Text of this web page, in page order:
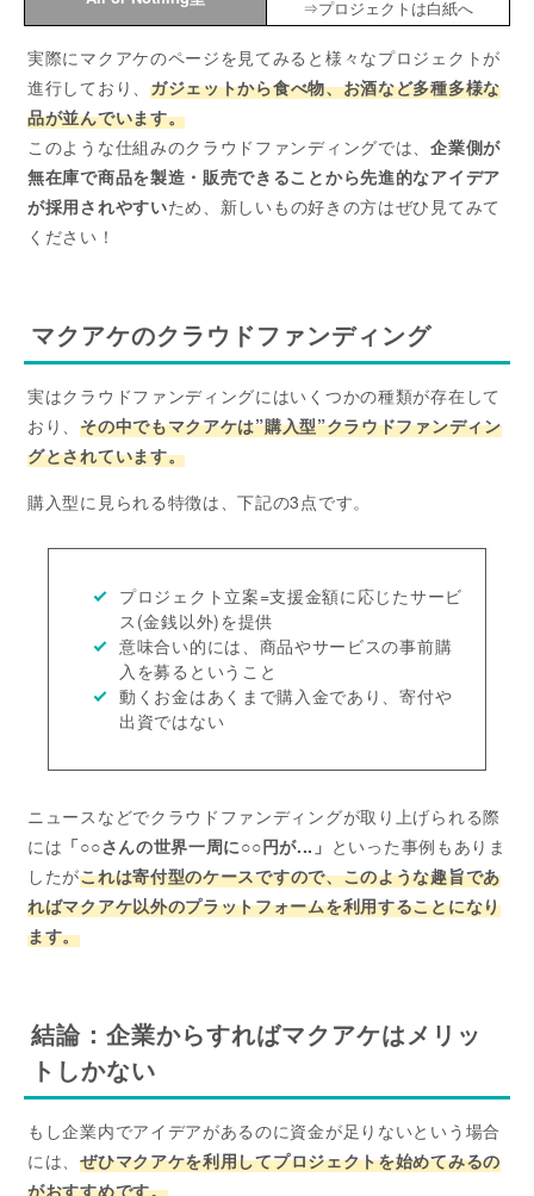
⇒プロジェクトは白紙へ
実際にマクアケのページを見てみると様々なプロジェクトが
進行しており、 ガジェットから食べ物、お酒など多種多様な
品が並んでいます。
このような仕組みのクラウドファンディングでは、企業側が
無在庫で商品を製造・販売できることから先進的なアイデア
が採用されやすいため、新しいもの好きの方はぜひ見てみて
ください！
マクアケのクラウドファンディング
実はクラウドファンディングにはいくつかの種類が存在して
おり、その中でもマクアケは”購入型”クラウドファンディン
グとされています。
購入型に見られる特徴は、下記の3点です。
プロジェクト立案=支援金額に応じたサービ
ス(金銭以外)を提供
意味合い的には、商品やサービスの事前購
入を募るということ
動くお金はあくまで購入金であり、寄付や
出資ではない
ニュースなどでクラウドファンディングが取り上げられる際
には 「○○さんの世界一周に○○円が...」 といった事例もありま
したがこれは寄付型のケースですので、このような趣旨であ
ればマクアケ以外のプラットフォームを利用することになり
ます。
結論：企業からすればマクアケはメリッ
トしかない
もし企業内でアイデアがあるのに資金が足りないという場合
には、ぜひマクアケを利用してプロジェクトを始めてみるの
がおすすめです。